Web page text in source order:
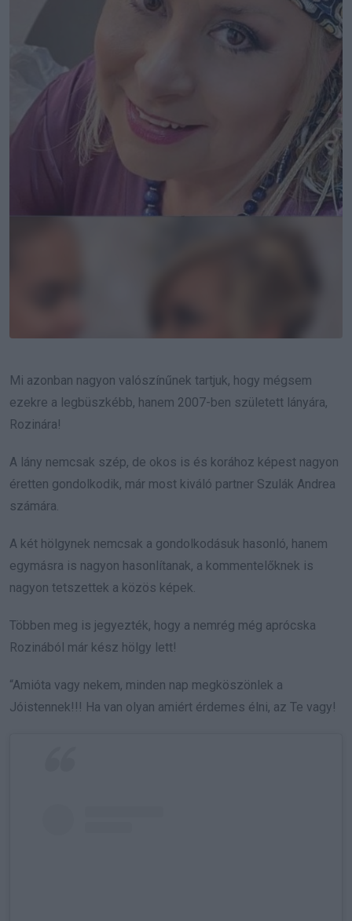
Mi azonban nagyon valószínűnek tartjuk, hogy mégsem
ezekre a legbüszkébb, hanem 2007-ben született lányára,
Rozinára!
A lány nemcsak szép, de okos is és korához képest nagyon
éretten gondolkodik, már most kiváló partner Szulák Andrea
számára.
A két hölgynek nemcsak a gondolkodásuk hasonló, hanem
egymásra is nagyon hasonlítanak, a kommentelőknek is
nagyon tetszettek a közös képek.
Többen meg is jegyezték, hogy a nemrég még aprócska
Rozinából már kész hölgy lett!
“Amióta vagy nekem, minden nap megköszönlek a
Jóistennek!!! Ha van olyan amiért érdemes élni, az Te vagy!